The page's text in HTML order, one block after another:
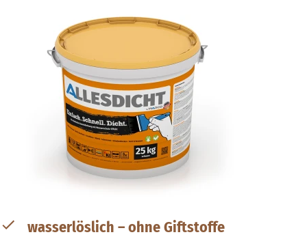
wasserlöslich – ohne Giftstoffe